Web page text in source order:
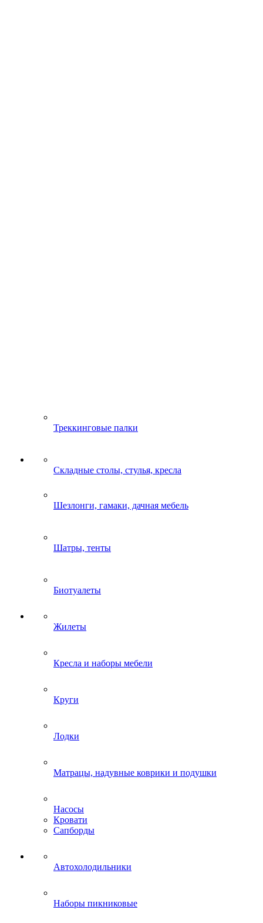
Треккинговые палки
Складные столы, стулья, кресла
Шезлонги, гамаки, дачная мебель
Шатры, тенты
Биотуалеты
Жилеты
Кресла и наборы мебели
Круги
Лодки
Матрацы, надувные коврики и подушки
Насосы
Кровати
Сапборды
Автохолодильники
Наборы пикниковые